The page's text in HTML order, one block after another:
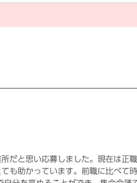
だと思い応募しました。現在は正
も助かっています。前職に比べて